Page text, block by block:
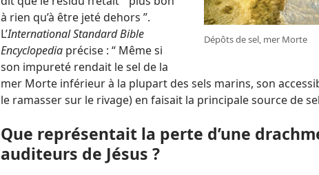
Dépôts de sel, mer Morte
à rien qu’à être jeté dehors ”.
L’International Standard Bible
Encyclopedia précise : “ Même si
son impureté rendait le sel de la
mer Morte inférieur à la plupart des sels marins, son
le ramasser sur le rivage) en faisait la principale source de
Que représentait la perte d’une
auditeurs de Jésus ?